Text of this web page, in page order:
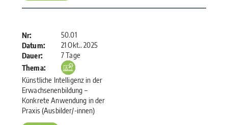
Nr: 50.01
Thema:
Künstliche Intelligenz in der
Erwachsenenbildung –
Konkrete Anwendung in der
Praxis (Ausbilder/-innen)
Datum:
21 Okt.. 2025
Dauer:
7 Tage